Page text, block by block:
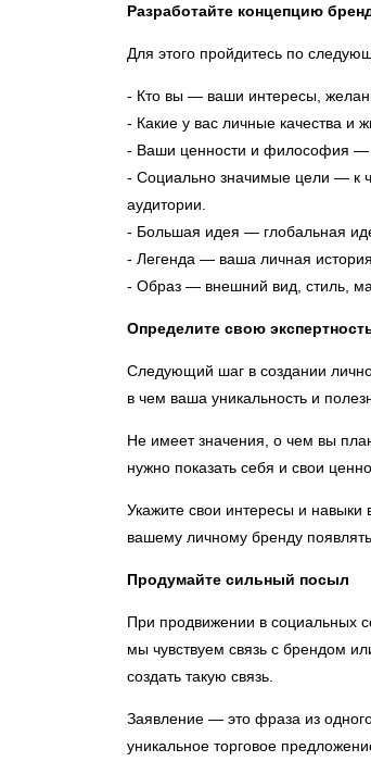
Разработайте концепцию
Для этого пройдитесь по
- Кто вы — ваши интересы,
- Какие у вас личные качества и
- Ваши ценности и философия —
- Социально значимые цели — к
аудитории.
- Большая идея — глобальная
- Легенда — ваша личная
- Образ — внешний вид, стиль,
Определите свою
Следующий шаг в создании
в чем ваша уникальность и
Не имеет значения, о чем вы
нужно показать себя и свои
Укажите свои интересы и
вашему личному бренду
Продумайте сильный посыл
При продвижении в социальных
мы чувствуем связь с брендом
создать такую связь.
Заявление — это фраза из
уникальное торговое